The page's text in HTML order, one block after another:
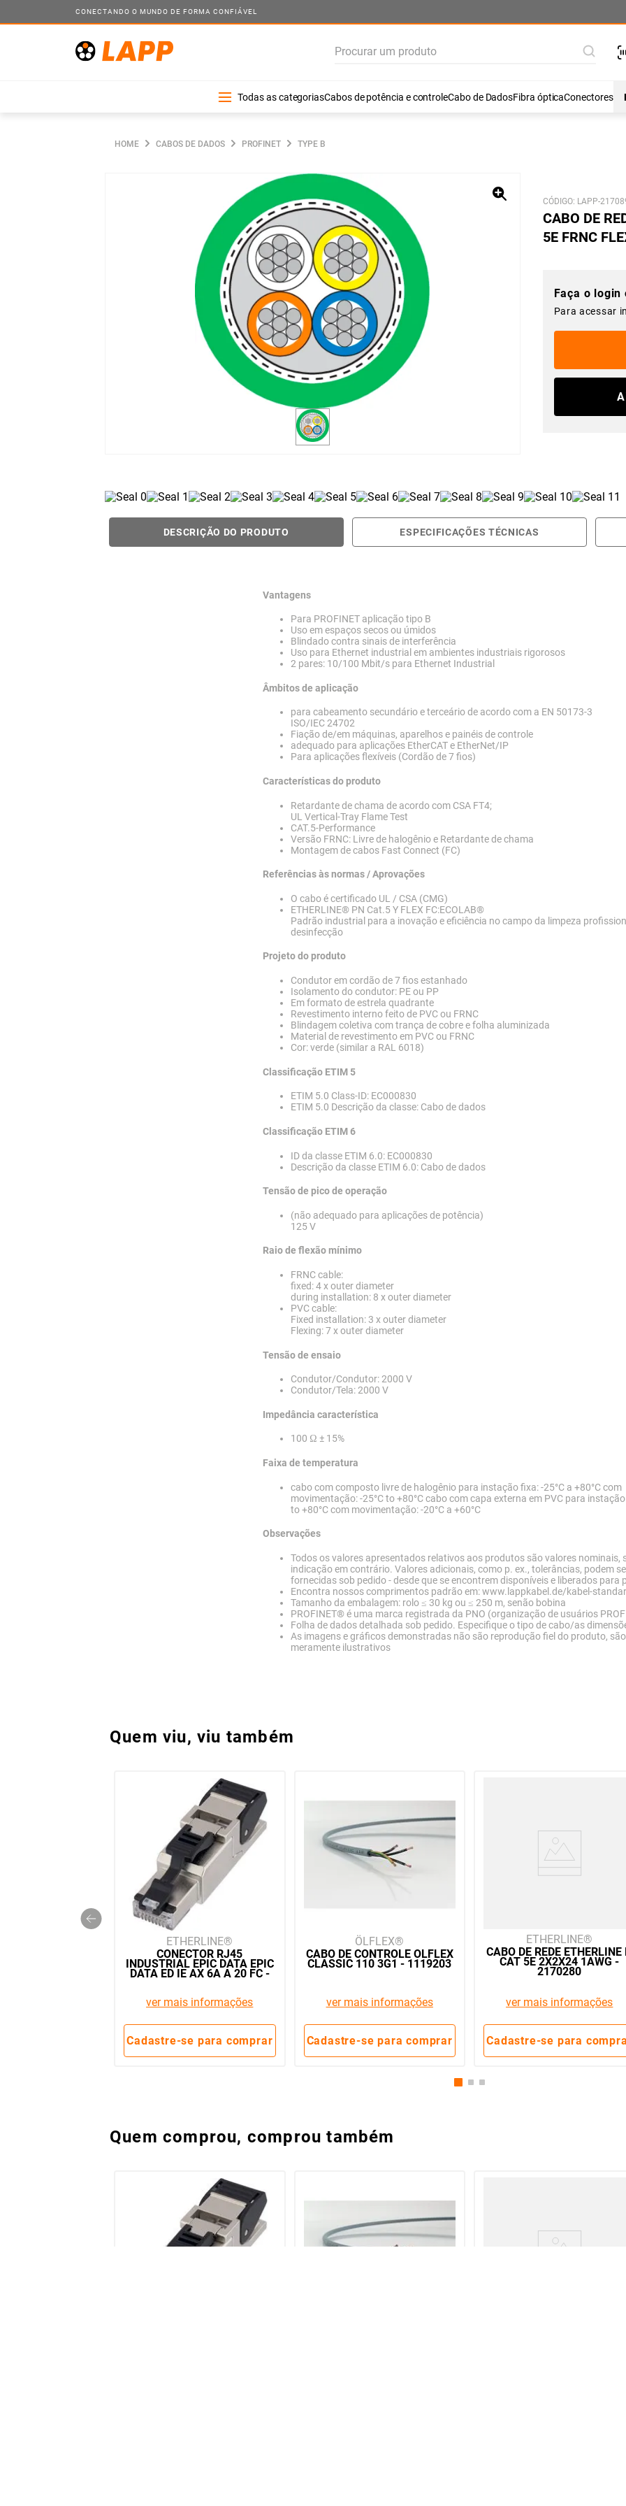
CONECTANDO O MUNDO DE FORMA CONFIÁVEL
Procurar um produto
Todas as categoriasCabos de potência e controleCabo de DadosFibra ópticaConectores
CABOS DE DADOS PROFINET TYPE B
CABO DE
5E FRNC
Faça o login
Para acessar
DESCRIÇÃO DO PRODUTO ESPECIFICAÇÕES TÉCNICAS
Vantagens
Para PROFINET aplicação tipo B
Uso em espaços secos ou úmidos
Blindado contra sinais de interferência
Uso para Ethernet industrial em ambientes industriais rigorosos
2 pares: 10/100 Mbit/s para Ethernet Industrial
Âmbitos de aplicação
para cabeamento secundário e terceário de acordo com a EN 50173-3
ISO/IEC 24702
Fiação de/em máquinas, aparelhos e painéis de controle
adequado para aplicações EtherCAT e EtherNet/IP
Para aplicações flexíveis (Cordão de 7 fios)
Características do produto
Retardante de chama de acordo com CSA FT4;
UL Vertical-Tray Flame Test
CAT.5-Performance
Versão FRNC: Livre de halogênio e Retardante de chama
Montagem de cabos Fast Connect (FC)
Referências às normas / Aprovações
O cabo é certificado UL / CSA (CMG)
ETHERLINE® PN Cat.5 Y FLEX FC:ECOLAB®
Padrão industrial para a inovação e eficiência no campo da limpeza
desinfecção
Projeto do produto
Condutor em cordão de 7 fios estanhado
Isolamento do condutor: PE ou PP
Em formato de estrela quadrante
Revestimento interno feito de PVC ou FRNC
Blindagem coletiva com trança de cobre e folha aluminizada
Material de revestimento em PVC ou FRNC
Cor: verde (similar a RAL 6018)
Classificação ETIM 5
ETIM 5.0 Class-ID: EC000830
ETIM 5.0 Descrição da classe: Cabo de dados
Classificação ETIM 6
ID da classe ETIM 6.0: EC000830
Descrição da classe ETIM 6.0: Cabo de dados
Tensão de pico de operação
(não adequado para aplicações de potência)
125 V
Raio de flexão mínimo
FRNC cable:
fixed: 4 x outer diameter
during installation: 8 x outer diameter
PVC cable:
Fixed installation: 3 x outer diameter
Flexing: 7 x outer diameter
Tensão de ensaio
Condutor/Condutor: 2000 V
Condutor/Tela: 2000 V
Impedância característica
100 Ω ± 15%
Faixa de temperatura
cabo com composto livre de halogênio para instação fixa: -25°C a +80°C com
movimentação: -25°C to +80°C cabo com capa externa em PVC para instação
to +80°C com movimentação: -20°C a +60°C
Observações
Todos os valores apresentados relativos aos produtos são valores nominais,
indicação em contrário. Valores adicionais, como p. ex., tolerâncias, podem
fornecidas sob pedido - desde que se encontrem disponíveis e liberados para
Encontra nossos comprimentos padrão em: www.lappkabel.de/kabel-
Tamanho da embalagem: rolo ≤ 30 kg ou ≤ 250 m, senão bobina
PROFINET® é uma marca registrada da PNO (organização de usuários
Folha de dados detalhada sob pedido. Especifique o tipo de cabo/as
As imagens e gráficos demonstradas não são reprodução fiel do produto, são
meramente ilustrativos
Quem viu, viu também
ETHERLINE
CONECTOR RJ45
INDUSTRIAL EPIC DATA EPIC
DATA ED IE AX 6A A 20 FC -
ver mais informações
Cadastre-se para comprar
ÖLFLEX
CABO DE CONTROLE OLFLEX
CLASSIC 110 3G1 - 1119203
ver mais informações
Cadastre-se para comprar
ETHERLINE
CABO DE REDE ETHERLINE
CAT 5E 2X2X24 1AWG -
2170280
ver mais informações
Cadastre-se para
Quem comprou, comprou também
1º
1
cabo controle olflex classic 110